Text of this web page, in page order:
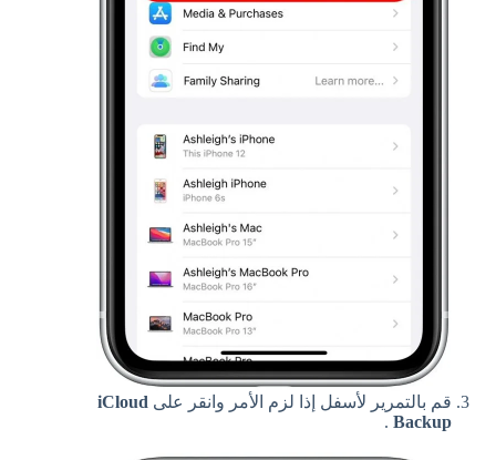
قم بالتمرير لأسفل إذا لزم الأمر وانقر على iCloud
Backup
.